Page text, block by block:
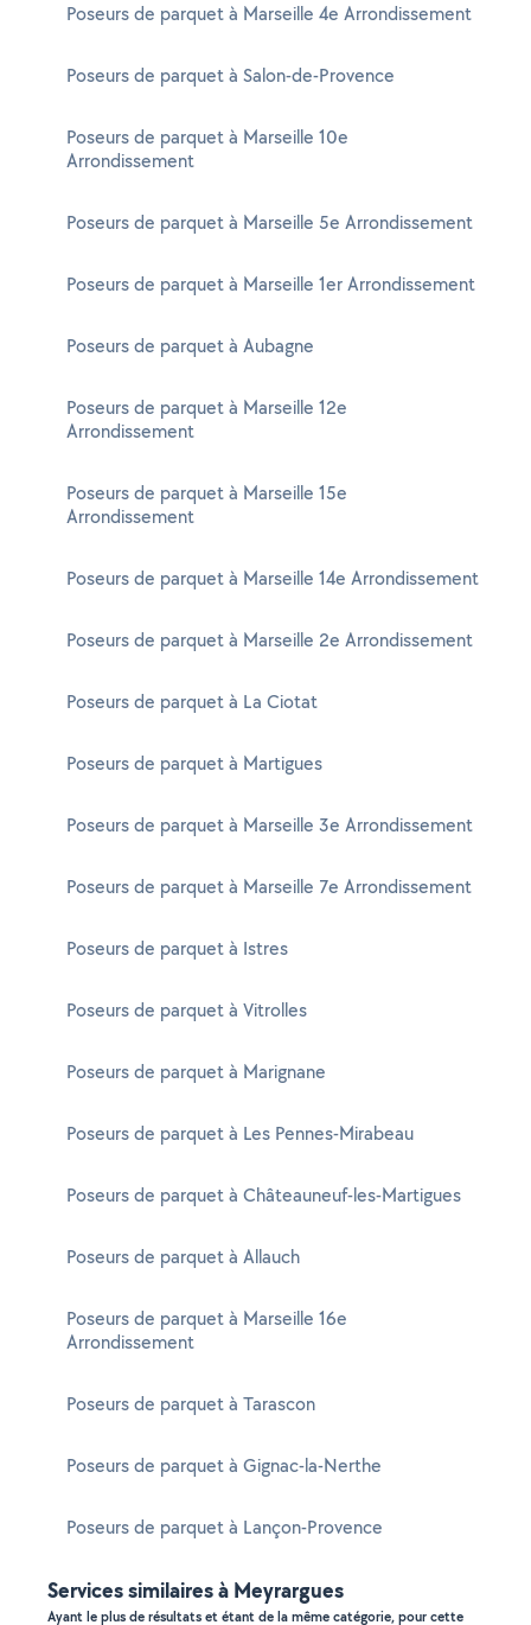
Poseurs de parquet à Marseille 4e Arrondissement
Poseurs de parquet à Salon-de-Provence
Poseurs de parquet à Marseille 10e
Arrondissement
Poseurs de parquet à Marseille 5e Arrondissement
Poseurs de parquet à Marseille 1er Arrondissement
Poseurs de parquet à Aubagne
Poseurs de parquet à Marseille 12e
Arrondissement
Poseurs de parquet à Marseille 15e
Arrondissement
Poseurs de parquet à Marseille 14e Arrondissement
Poseurs de parquet à Marseille 2e Arrondissement
Poseurs de parquet à La Ciotat
Poseurs de parquet à Martigues
Poseurs de parquet à Marseille 3e Arrondissement
Poseurs de parquet à Marseille 7e Arrondissement
Poseurs de parquet à Istres
Poseurs de parquet à Vitrolles
Poseurs de parquet à Marignane
Poseurs de parquet à Les Pennes-Mirabeau
Poseurs de parquet à Châteauneuf-les-Martigues
Poseurs de parquet à Allauch
Poseurs de parquet à Marseille 16e
Arrondissement
Poseurs de parquet à Tarascon
Poseurs de parquet à Gignac-la-Nerthe
Poseurs de parquet à Lançon-Provence
Services similaires à Meyrargues
Ayant le plus de résultats et étant de la même catégorie, pour cette